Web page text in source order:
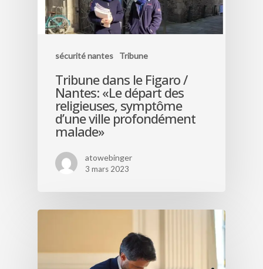
sécurité nantes Tribune
Tribune dans le Figaro /
Nantes: «Le départ des
religieuses, symptôme
d’une ville profondément
malade»
atowebinger
3 mars 2023